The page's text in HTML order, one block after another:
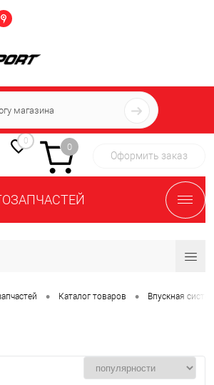
+7 (939) 716-10-06
пн-пт 7:00-16:00 МСК
0
0
Оформить заказ
• Каталог товаров • Впускная